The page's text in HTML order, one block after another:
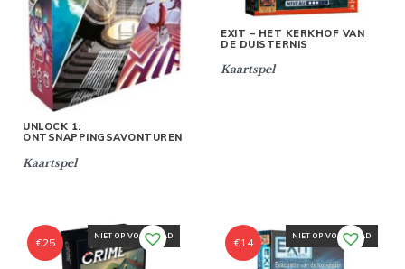
UNLOCK 1:
ONTSNAPPINGSAVONTUREN
Kaartspel
EXIT – HET KERKHOF VAN
DE DUISTERNIS
Kaartspel
NIET OP VOORRAAD
€25
NIET OP VOORRAAD
€14